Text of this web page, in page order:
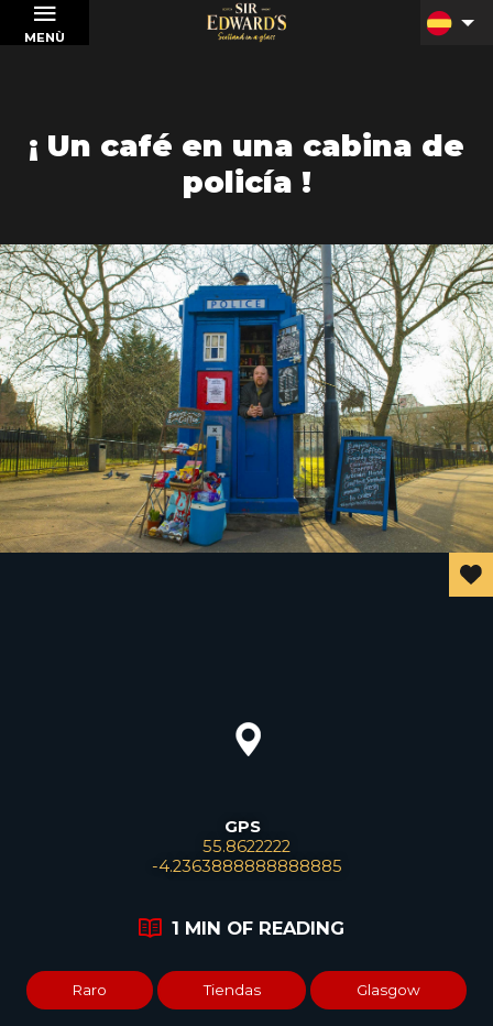
MENÙ
¡ Un café en una cabina de
policía !
GPS
55.8622222
-4.2363888888888885
1 MIN OF READING
Raro Tiendas Glasgow